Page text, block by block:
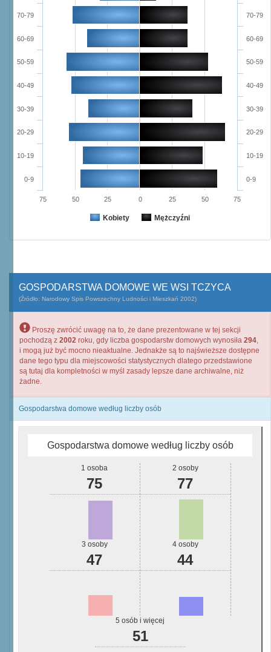
Kobiety Mężczyźni
0-9
10-19
20-29
30-39
40-49
50-59
60-69
70-79
0-9
10-19
20-29
30-39
40-49
50-59
60-69
70-79
75 50 25 0 25 50 75
GOSPODARSTWA DOMOWE WE WSI TCZYCA
(Źródło: Narodowy Spis Powszechny Ludności i Mieszkań 2002)
Proszę zwrócić uwagę na to, że dane prezentowane w tej sekcji
pochodzą z 2002 roku, gdy liczba gospodarstw domowych wynosiła 294,
i mogą już być mocno nieaktualne. Jednakże są to najświeższe dostępne
dane tego typu dla miejscowości statystycznych dlatego przedstawione
są tutaj dla kompletności w myśl zasady lepsze dane archiwalne, niż
żadne.
Gospodarstwa domowe według liczby osób
Gospodarstwa domowe według liczby osób
1 osoba
75
2 osoby
77
3 osoby
47
4 osoby
44
5 osób i więcej
51